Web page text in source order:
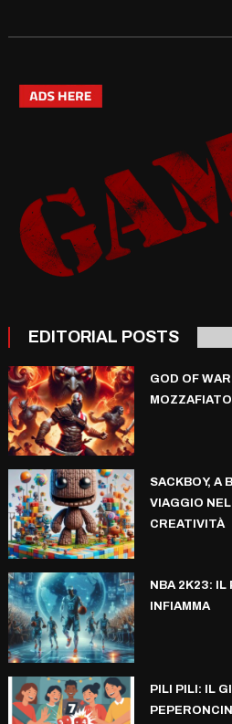
EDITORIAL POSTS
GOD OF
MOZZAFIATO
SACKBOY, A
VIAGGIO
CREATIVITÀ
NBA 2K23: IL
INFIAMMA
PILI PILI: IL